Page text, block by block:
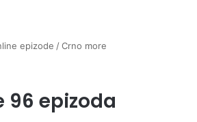
epizode /Crno more
96 epizoda